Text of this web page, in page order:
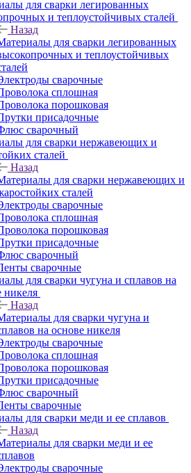
для сварки легированных
и теплоустойчивых сталей
Назад
для сварки легированных
и теплоустойчивых
сварочные
сплошная
порошковая
присадочные
сварочный
для сварки нержавеющих и
сталей
Назад
для сварки нержавеющих и
сталей
сварочные
сплошная
порошковая
присадочные
сварочный
сварочные
для сварки чугуна и сплавов на
никеля
Назад
для сварки чугуна и
на основе никеля
сварочные
сплошная
порошковая
присадочные
сварочный
сварочные
для сварки меди и ее сплавов
Назад
для сварки меди и ее
сварочные